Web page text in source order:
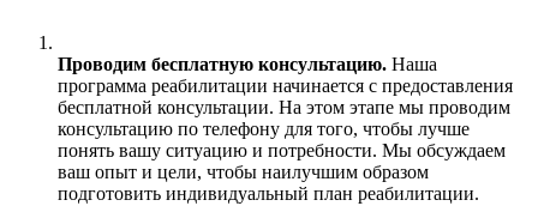
Проводим бесплатную консультацию. Наша
программа реабилитации начинается с предоставления
бесплатной консультации. На этом этапе мы проводим
консультацию по телефону для того, чтобы лучше
понять вашу ситуацию и потребности. Мы обсуждаем
ваш опыт и цели, чтобы наилучшим образом
подготовить индивидуальный план реабилитации.